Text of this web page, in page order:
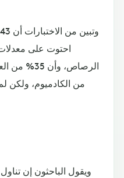
احتوت على
الرصاص،
من الكادميوم،
ويقول الباحثون إن